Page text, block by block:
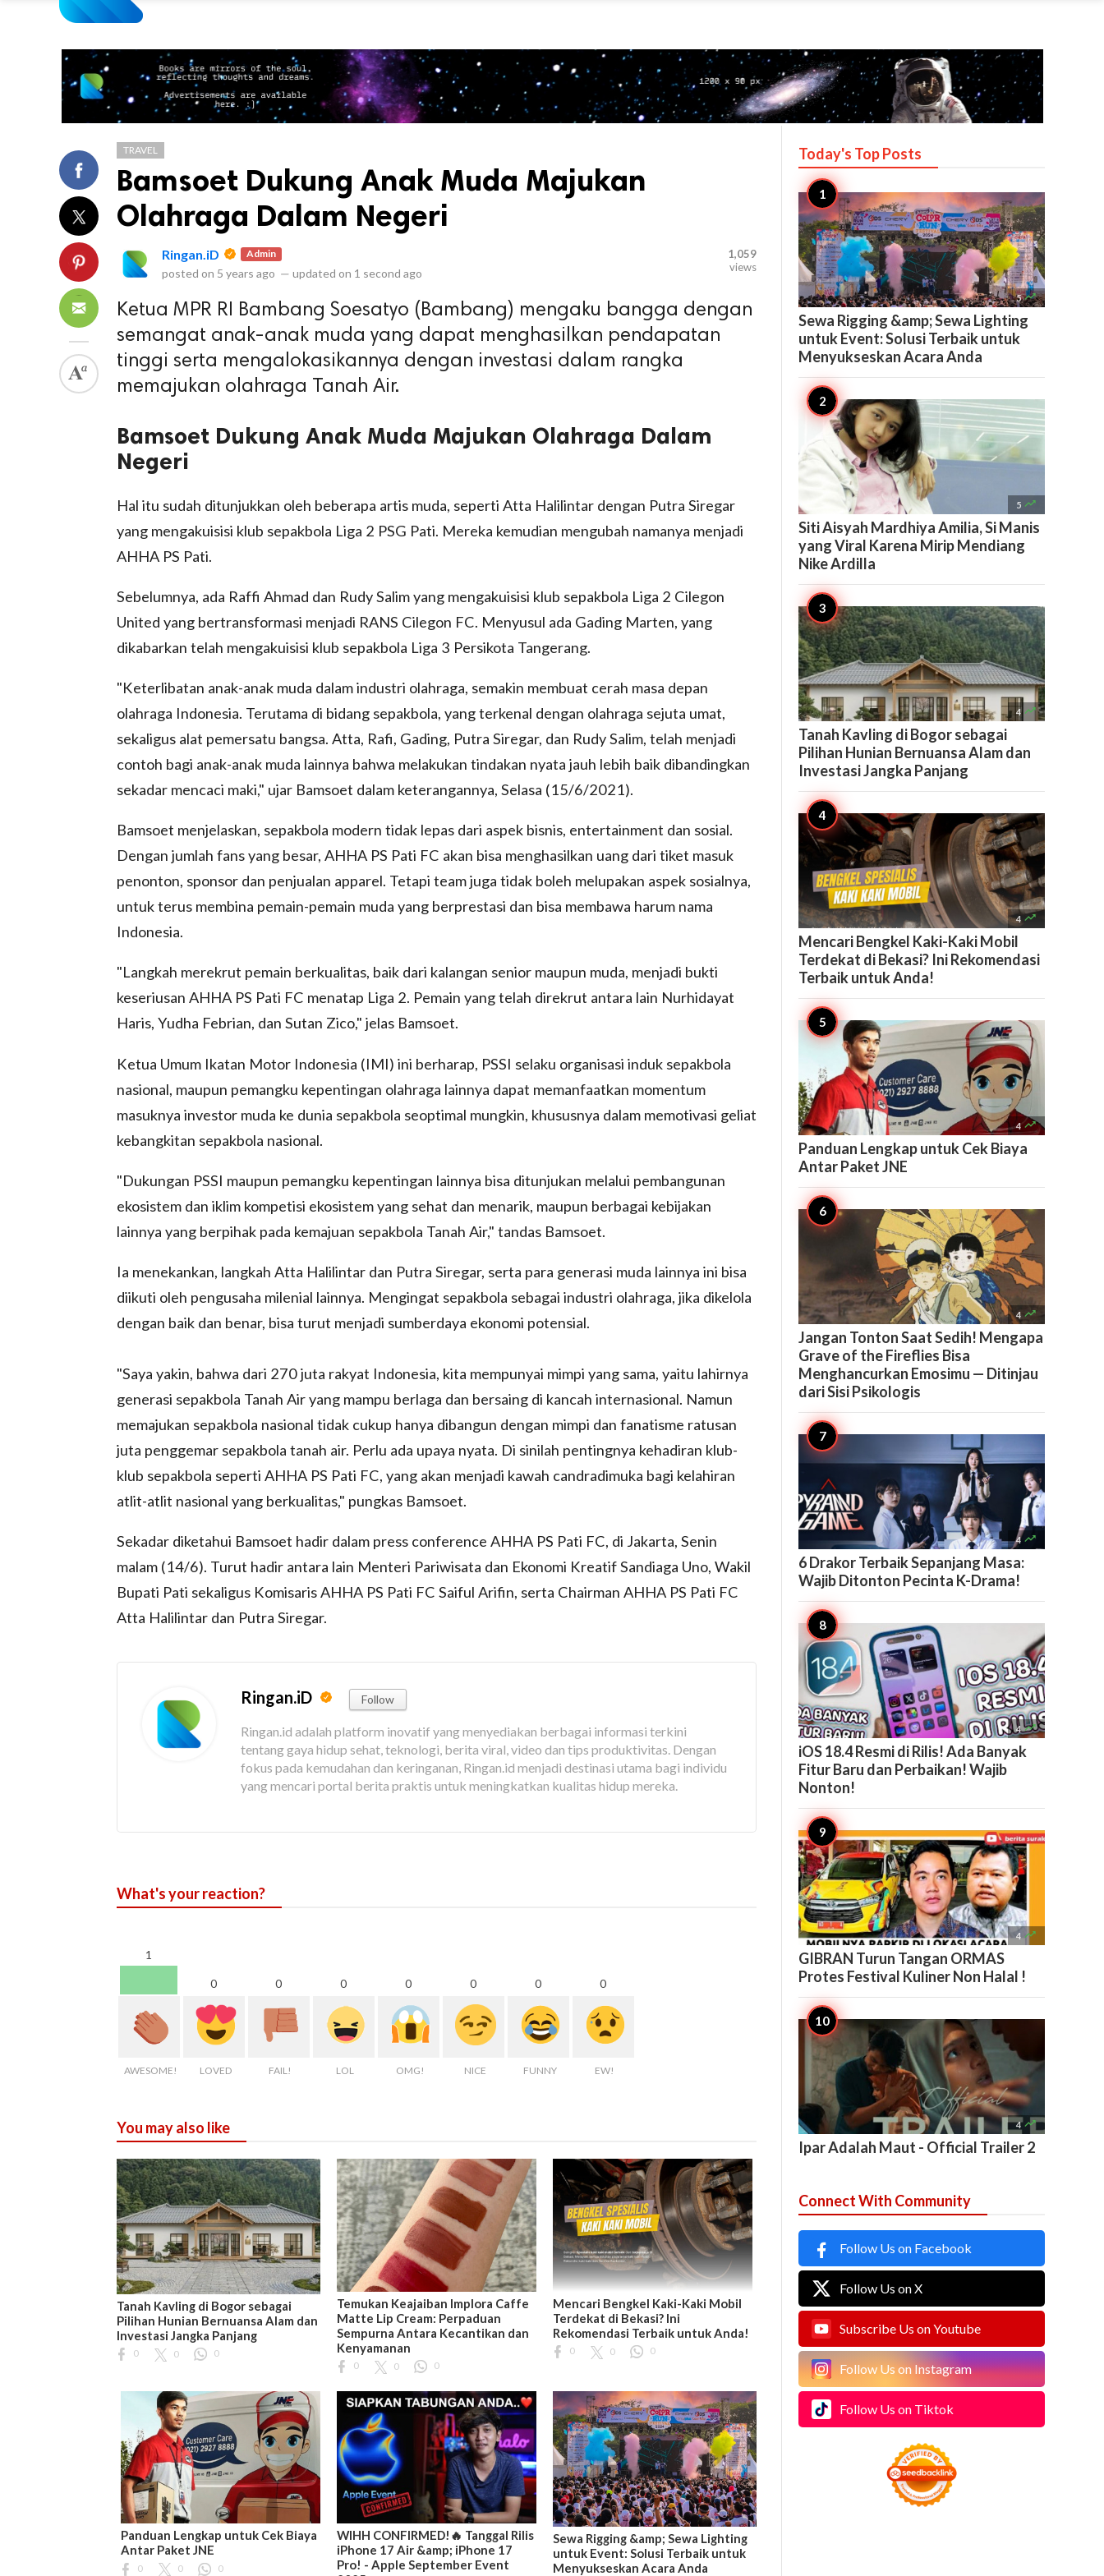
TRAVEL
Bamsoet Dukung Anak Muda Majukan
Olahraga Dalam Negeri
Ringan.iD Admin
posted on 5 years ago — updated on 1 second ago
1,059
views
Ketua MPR RI Bambang Soesatyo (Bambang) mengaku bangga dengan
semangat anak-anak muda yang dapat menghasilkan pendapatan
tinggi serta mengalokasikannya dengan investasi dalam rangka
memajukan olahraga Tanah Air.
Bamsoet Dukung Anak Muda Majukan Olahraga Dalam
Negeri
Hal itu sudah ditunjukkan oleh beberapa artis muda, seperti Atta Halilintar dengan Putra Siregar
yang mengakuisisi klub sepakbola Liga 2 PSG Pati. Mereka kemudian mengubah namanya menjadi
AHHA PS Pati.
Sebelumnya, ada Raffi Ahmad dan Rudy Salim yang mengakuisisi klub sepakbola Liga 2 Cilegon
United yang bertransformasi menjadi RANS Cilegon FC. Menyusul ada Gading Marten, yang
dikabarkan telah mengakuisisi klub sepakbola Liga 3 Persikota Tangerang.
"Keterlibatan anak-anak muda dalam industri olahraga, semakin membuat cerah masa depan
olahraga Indonesia. Terutama di bidang sepakbola, yang terkenal dengan olahraga sejuta umat,
sekaligus alat pemersatu bangsa. Atta, Rafi, Gading, Putra Siregar, dan Rudy Salim, telah menjadi
contoh bagi anak-anak muda lainnya bahwa melakukan tindakan nyata jauh lebih baik dibandingkan
sekadar mencaci maki," ujar Bamsoet dalam keterangannya, Selasa (15/6/2021).
Bamsoet menjelaskan, sepakbola modern tidak lepas dari aspek bisnis, entertainment dan sosial.
Dengan jumlah fans yang besar, AHHA PS Pati FC akan bisa menghasilkan uang dari tiket masuk
penonton, sponsor dan penjualan apparel. Tetapi team juga tidak boleh melupakan aspek sosialnya,
untuk terus membina pemain-pemain muda yang berprestasi dan bisa membawa harum nama
Indonesia.
"Langkah merekrut pemain berkualitas, baik dari kalangan senior maupun muda, menjadi bukti
keseriusan AHHA PS Pati FC menatap Liga 2. Pemain yang telah direkrut antara lain Nurhidayat
Haris, Yudha Febrian, dan Sutan Zico," jelas Bamsoet.
Ketua Umum Ikatan Motor Indonesia (IMI) ini berharap, PSSI selaku organisasi induk sepakbola
nasional, maupun pemangku kepentingan olahraga lainnya dapat memanfaatkan momentum
masuknya investor muda ke dunia sepakbola seoptimal mungkin, khususnya dalam memotivasi geliat
kebangkitan sepakbola nasional.
"Dukungan PSSI maupun pemangku kepentingan lainnya bisa ditunjukan melalui pembangunan
ekosistem dan iklim kompetisi ekosistem yang sehat dan menarik, maupun berbagai kebijakan
lainnya yang berpihak pada kemajuan sepakbola Tanah Air," tandas Bamsoet.
Ia menekankan, langkah Atta Halilintar dan Putra Siregar, serta para generasi muda lainnya ini bisa
diikuti oleh pengusaha milenial lainnya. Mengingat sepakbola sebagai industri olahraga, jika dikelola
dengan baik dan benar, bisa turut menjadi sumberdaya ekonomi potensial.
"Saya yakin, bahwa dari 270 juta rakyat Indonesia, kita mempunyai mimpi yang sama, yaitu lahirnya
generasi sepakbola Tanah Air yang mampu berlaga dan bersaing di kancah internasional. Namun
memajukan sepakbola nasional tidak cukup hanya dibangun dengan mimpi dan fanatisme ratusan
juta penggemar sepakbola tanah air. Perlu ada upaya nyata. Di sinilah pentingnya kehadiran klub-
klub sepakbola seperti AHHA PS Pati FC, yang akan menjadi kawah candradimuka bagi kelahiran
atlit-atlit nasional yang berkualitas," pungkas Bamsoet.
Sekadar diketahui Bamsoet hadir dalam press conference AHHA PS Pati FC, di Jakarta, Senin
malam (14/6). Turut hadir antara lain Menteri Pariwisata dan Ekonomi Kreatif Sandiaga Uno, Wakil
Bupati Pati sekaligus Komisaris AHHA PS Pati FC Saiful Arifin, serta Chairman AHHA PS Pati FC
Atta Halilintar dan Putra Siregar.
Ringan.iD Follow
Ringan.id adalah platform inovatif yang menyediakan berbagai informasi terkini
tentang gaya hidup sehat, teknologi, berita viral, video dan tips produktivitas. Dengan
fokus pada kemudahan dan keringanan, Ringan.id menjadi destinasi utama bagi individu
yang mencari portal berita praktis untuk meningkatkan kualitas hidup mereka.
What's your reaction?
1
AWESOME!
0
LOVED
0
FAIL!
0
LOL
0
OMG!
0
NICE
0
FUNNY
0
EW!
You may also like
Tanah Kavling di Bogor sebagai
Pilihan Hunian Bernuansa Alam dan
Investasi Jangka Panjang
0 0 0
Temukan Keajaiban Implora Caffe
Matte Lip Cream: Perpaduan
Sempurna Antara Kecantikan dan
Kenyamanan
0 0 0
Mencari Bengkel Kaki-Kaki Mobil
Terdekat di Bekasi? Ini
Rekomendasi Terbaik untuk Anda!
0 0 0
Panduan Lengkap untuk Cek Biaya
Antar Paket JNE
0 0 0
WIHH CONFIRMED!🔥 Tanggal Rilis
iPhone 17 Air &amp; iPhone 17
Pro! - Apple September Event
Sewa Rigging &amp; Sewa Lighting
untuk Event: Solusi Terbaik untuk
Menyukseskan Acara Anda
Today's TopPosts
5 
Sewa Rigging &amp; Sewa Lighting
untuk Event: Solusi Terbaik untuk
Menyukseskan Acara Anda
5 
Siti Aisyah Mardhiya Amilia, Si Manis
yang Viral Karena Mirip Mendiang
Nike Ardilla
4 
Tanah Kavling di Bogor sebagai
Pilihan Hunian Bernuansa Alam dan
Investasi Jangka Panjang
4 
Mencari Bengkel Kaki-Kaki Mobil
Terdekat di Bekasi? Ini Rekomendasi
Terbaik untuk Anda!
4 
Panduan Lengkap untuk Cek Biaya
Antar Paket JNE
4 
Jangan Tonton Saat Sedih! Mengapa
Grave of the Fireflies Bisa
Menghancurkan Emosimu — Ditinjau
dari Sisi Psikologis
4 
6 Drakor Terbaik Sepanjang Masa:
Wajib Ditonton Pecinta K-Drama!
4 
iOS 18.4 Resmi di Rilis! Ada Banyak
Fitur Baru dan Perbaikan! Wajib
Nonton!
4 
GIBRAN Turun Tangan ORMAS
Protes Festival Kuliner Non Halal !
4 
Ipar Adalah Maut - Official Trailer 2
Connect With Community
Follow Us on Facebook
Follow Us on X
Subscribe Us on Youtube
Follow Us on Instagram
Follow Us on Tiktok